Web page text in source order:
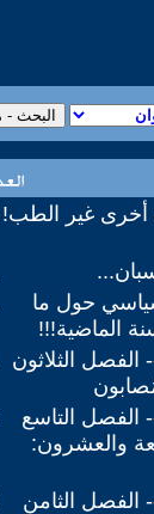
أخرى غير الطب!
حول ما
الرجاء (32) --- الفصل الثلاثون
الرجاء (31) --- الفصل التاسع
والعشرون:
الرجاء (30) --- الفصل الثامن